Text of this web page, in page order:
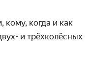
кому, когда и как
и трёхколёсных